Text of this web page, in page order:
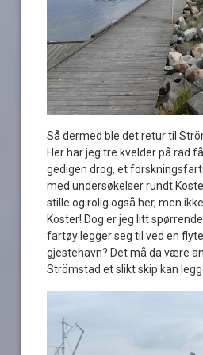
Så dermed ble det retur til
Her har jeg tre kvelder på rad
gedigen drog, et
med undersøkelser rundt
stille og rolig også her, men
Koster! Dog er jeg litt
fartøy legger seg til ved en
gjestehavn? Det må da være
Strömstad et slikt skip kan